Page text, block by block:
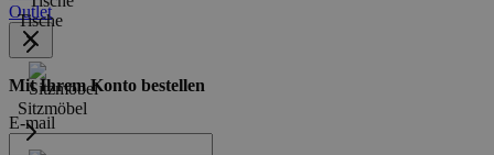
Tische
Sitzmöbel
Outlet
Mit Ihrem Konto bestellen
E-mail